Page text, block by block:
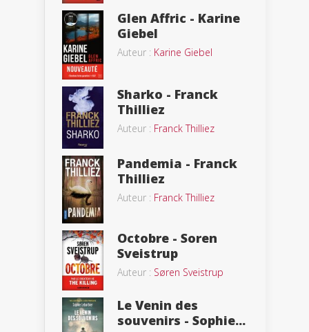
Glen Affric - Karine
Giebel
Auteur : Karine Giebel
Sharko - Franck
Thilliez
Auteur : Franck Thilliez
Pandemia - Franck
Thilliez
Auteur : Franck Thilliez
Octobre - Soren
Sveistrup
Auteur : Søren Sveistrup
Le Venin des
souvenirs - Sophie...